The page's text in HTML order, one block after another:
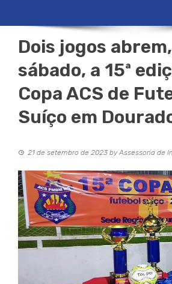
Dois jogos
sábado, a 15ª
Copa ACS de
Suíço em
21 de setembro de 2023 byAssessoria de